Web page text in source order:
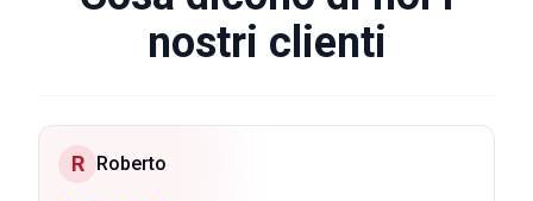
nostri clienti
R Roberto